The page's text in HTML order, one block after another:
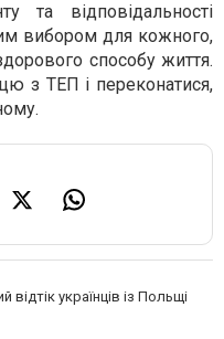
та відповідальності
вибором для кожного,
способу життя.
з ТЕП і переконатися,
українців із Польщі